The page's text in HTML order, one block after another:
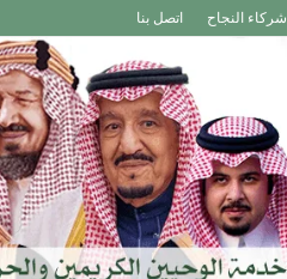
شركاء النجاح اتصل بنا